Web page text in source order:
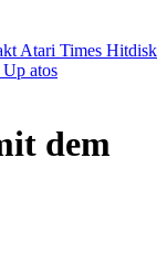
Atari Times Hitdisk
Up atos
dem